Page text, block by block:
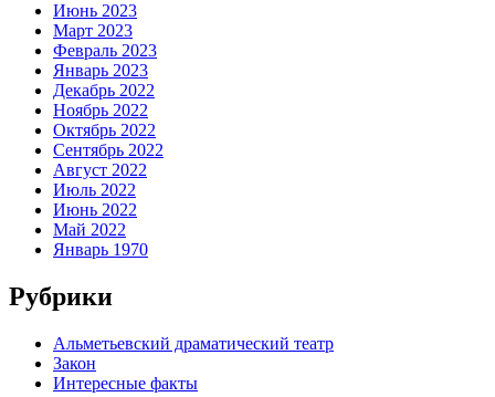
Июнь 2023
Март 2023
Февраль 2023
Январь 2023
Декабрь 2022
Ноябрь 2022
Октябрь 2022
Сентябрь 2022
Август 2022
Июль 2022
Июнь 2022
Май 2022
Январь 1970
Рубрики
Альметьевский драматический театр
Закон
Интересные факты